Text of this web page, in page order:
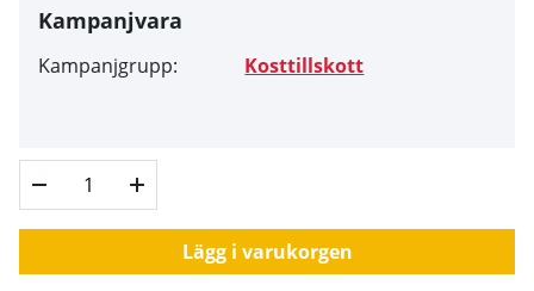
Kampanjvara
Kampanjgrupp: Kosttillskott
Lägg i varukorgen